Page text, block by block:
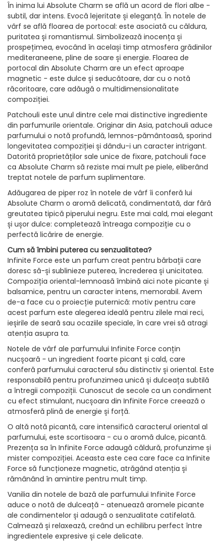
În inima lui Absolute Charm se află un acord de flori albe -
subtil, dar intens. Evocă lejeritate și eleganță. În notele de
vârf se află floarea de portocal: este asociată cu căldura,
puritatea și romantismul. Simbolizează inocența și
prospețimea, evocând în același timp atmosfera grădinilor
mediteraneene, pline de soare și energie. Floarea de
portocal din Absolute Charm are un efect aproape
magnetic - este dulce și seducătoare, dar cu o notă
răcoritoare, care adăugă o multidimensionalitate
compoziției.
Patchouli este unul dintre cele mai distinctive ingrediente
din parfumurile orientale. Originar din Asia, patchouli aduce
parfumului o notă profundă, lemnos-pământoasă, sporind
longevitatea compoziției și dându-i un caracter intrigant.
Datorită proprietăților sale unice de fixare, patchouli face
ca Absolute Charm să reziste mai mult pe piele, eliberând
treptat notele de parfum suplimentare.
Adăugarea de piper roz în notele de vârf îi conferă lui
Absolute Charm o aromă delicată, condimentată, dar fără
greutatea tipică piperului negru. Este mai cald, mai elegant
și ușor dulce: completează întreaga compoziție cu o
perfectă licărire de energie.
Cum să îmbini puterea cu senzualitatea?
Infinite Force este un parfum creat pentru bărbații care
doresc să-și sublinieze puterea, încrederea și unicitatea.
Compoziția oriental-lemnoasă îmbină aici note picante și
balsamice, pentru un caracter intens, memorabil. Avem
de-a face cu o proiecție puternică: motiv pentru care
acest parfum este alegerea ideală pentru zilele mai reci,
ieșirile de seară sau ocaziile speciale, în care vrei să atragi
atenția asupra ta.
Notele de vârf ale parfumului Infinite Force conțin
nucșoară - un ingredient foarte picant și cald, care
conferă parfumului caracterul său distinctiv și oriental. Este
responsabilă pentru profunzimea unică și dulceața subtilă
a întregii compoziții. Cunoscut de secole ca un condiment
cu efect stimulant, nucșoara din Infinite Force creează o
atmosferă plină de energie și forță.
O altă notă picantă, care intensifică caracterul oriental al
parfumului, este scortisoara - cu o aromă dulce, picantă.
Prezența sa în Infinite Force adaugă căldură, profunzime și
mister compoziției. Aceasta este cea care face ca Infinite
Force să funcționeze magnetic, atrăgând atenția și
rămânând în amintire pentru mult timp.
Vanilia din notele de bază ale parfumului Infinite Force
aduce o notă de dulceață - atenuează aromele picante
ale condimentelor și adaugă o senzualitate catifelată.
Calmează și relaxează, creând un echilibru perfect între
ingredientele expresive și cele delicate.